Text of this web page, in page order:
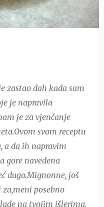
zastao dah kada sam
je napravila
je za vjenčanje
svom receptu
a da ih napravim
gore navedena
dugo.Mignonne, još
posebno
na tvojim išlerima.